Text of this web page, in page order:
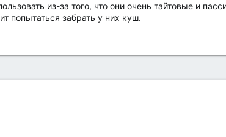
из-за того, что они очень тайтовые и
попытаться забрать у них куш.